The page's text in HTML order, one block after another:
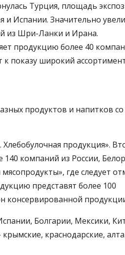
Турция, площадь
и Испании. Значительно
из Шри-Ланки и Ирана.
продукцию более 40
к показу широкий
продуктов и напитков со
продукция».
компаний из России,
где следует
представят более 100
консервированной
Болгарии, Мексики,
краснодарские,